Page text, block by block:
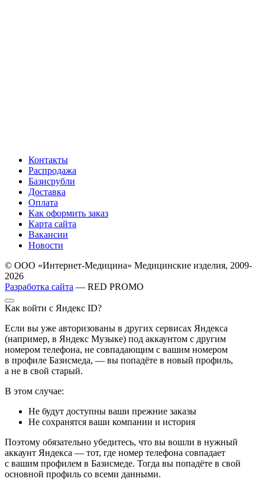
Контакты
Распродажа
Базисрубли
Доставка
Оплата
Как оформить заказ
Карта сайта
Вакансии
Новости
© ООО «Интернет-Медицина» Медицинские изделия, 2009-
2026
Разработка сайта — RED PROMO
Как войти с Яндекс ID?
Если вы уже авторизованы в других сервисах Яндекса
(например, в Яндекс Музыке) под аккаунтом с другим
номером телефона, не совпадающим с вашим номером
в профиле Базисмеда, — вы попадёте в новый профиль,
а не в свой старый.
В этом случае:
Не будут доступны ваши прежние заказы
Не сохранятся ваши компании и история
Поэтому обязательно убедитесь, что вы вошли в нужный
аккаунт Яндекса — тот, где номер телефона совпадает
с вашим профилем в Базисмеде. Тогда вы попадёте в свой
основной профиль со всеми данными.